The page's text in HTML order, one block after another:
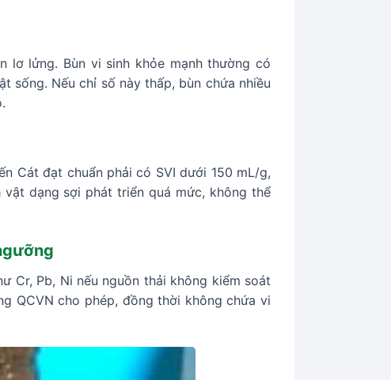
lơ lửng. Bùn vi sinh khỏe mạnh thường có
sống. Nếu chỉ số này thấp, bùn chứa nhiều
Cát đạt chuẩn phải có SVI dưới 150 mL/g,
dạng sợi phát triển quá mức, không thể
Cr, Pb, Ni nếu nguồn thải không kiểm soát
QCVN cho phép, đồng thời không chứa vi